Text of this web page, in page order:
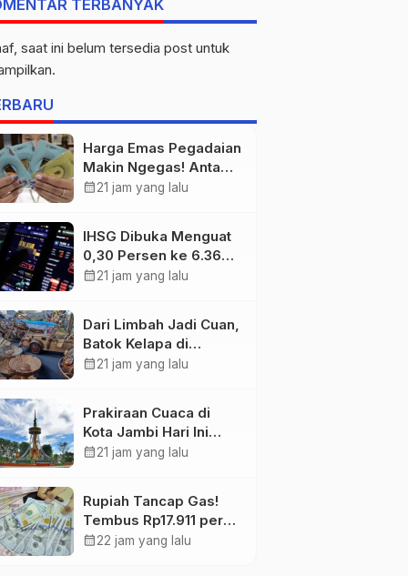
TERBANYAK
saat ini belum tersedia post untuk
Harga Emas Pegadaian
Makin Ngegas! Antam
Tembus Rp2,787 Juta
calendar_month21 jam yang lalu
IHSG Dibuka Menguat
0,30 Persen ke 6.369,
Saham Emas dan
calendar_month21 jam yang lalu
Dari Limbah Jadi Cuan,
Batok Kelapa di
Tanjung Jabung Barat
calendar_month21 jam yang lalu
Prakiraan Cuaca di
Kota Jambi Hari Ini
Berawan 24-32°C,
calendar_month21 jam yang lalu
Rupiah Tancap Gas!
Tembus Rp17.911 per
Dolar AS di Awal
calendar_month22 jam yang lalu